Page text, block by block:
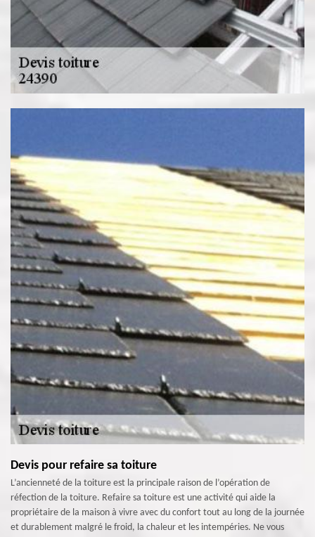
Devis pour refaire sa toiture
L’ancienneté de la toiture est la principale raison de l’opération de
réfection de la toiture. Refaire sa toiture est une activité qui aide la
propriétaire de la maison à vivre avec du confort tout au long de la journée
et durablement malgré le froid, la chaleur et les intempéries. Ne vous